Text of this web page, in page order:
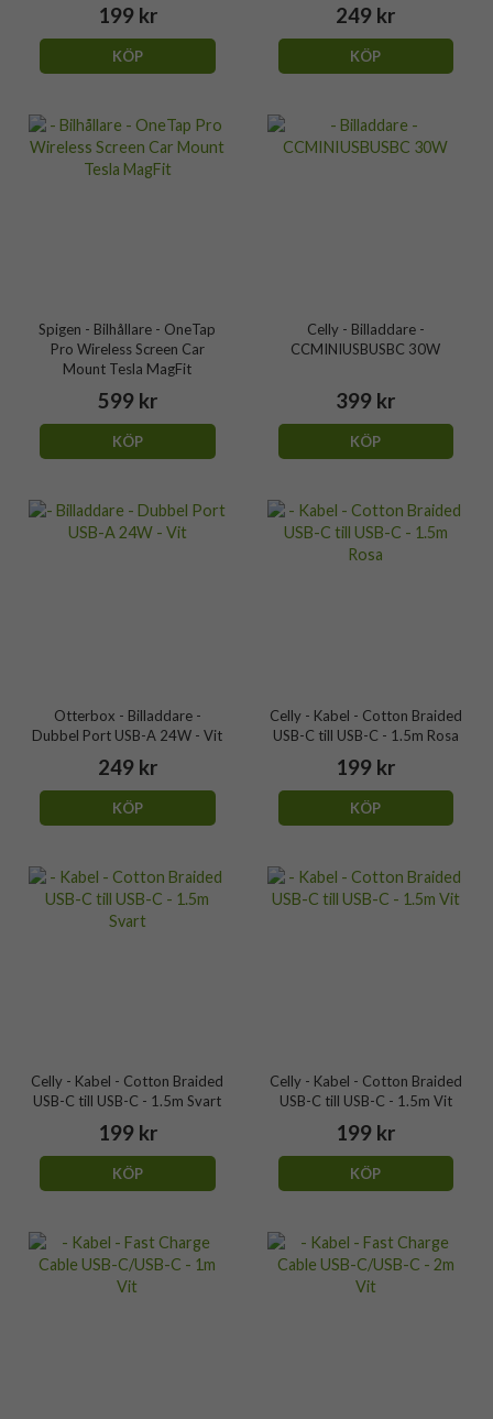
199 kr
KÖP
249 kr
KÖP
Spigen - Bilhållare - OneTap
Pro Wireless Screen Car
Mount Tesla MagFit
599 kr
KÖP
Celly - Billaddare -
CCMINIUSBUSBC 30W
399 kr
KÖP
Otterbox - Billaddare -
Dubbel Port USB-A 24W - Vit
249 kr
KÖP
Celly - Kabel - Cotton Braided
USB-C till USB-C - 1.5m Rosa
199 kr
KÖP
Celly - Kabel - Cotton Braided
USB-C till USB-C - 1.5m Svart
199 kr
KÖP
Celly - Kabel - Cotton Braided
USB-C till USB-C - 1.5m Vit
199 kr
KÖP